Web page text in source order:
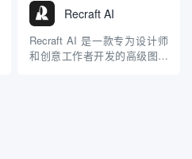
者伊万（Ivan Kutskir）创建，
用户无需下载安装软件，只需
通过现代浏览器即可访问和使
用。 主要特点 多格式...
Recraft AI
Recraft AI 是一款专为设计师
和创意工作者开发的高级图像